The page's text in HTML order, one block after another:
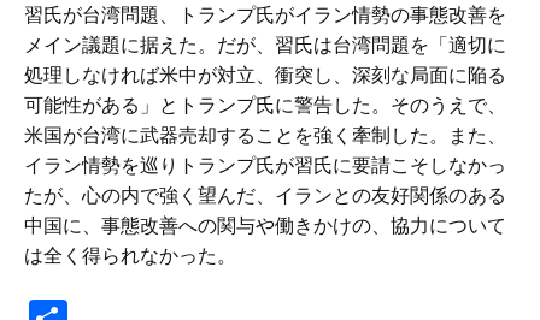
習氏が台湾問題、トランプ氏がイラン情勢の事態改善を
メイン議題に据えた。だが、習氏は台湾問題を「適切に
処理しなければ米中が対立、衝突し、深刻な局面に陥る
可能性がある」とトランプ氏に警告した。そのうえで、
米国が台湾に武器売却することを強く牽制した。また、
イラン情勢を巡りトランプ氏が習氏に要請こそしなかっ
たが、心の内で強く望んだ、イランとの友好関係のある
中国に、事態改善への関与や働きかけの、協力について
は全く得られなかった。